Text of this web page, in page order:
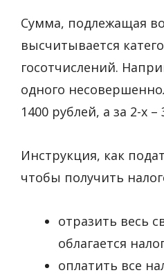
Сумма, подлежащая
высчитывается
госотчислений.
одного
1400 рублей, а за 2-х –
Инструкция, как
чтобы получить
отразить весь
облагается
оплатить все